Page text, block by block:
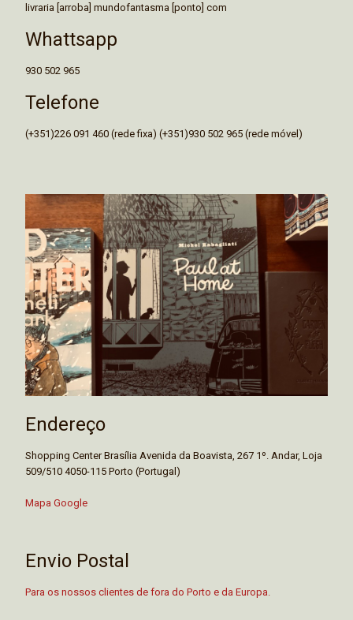
livraria [arroba] mundofantasma [ponto] com
Whattsapp
930 502 965
Telefone
(+351)226 091 460 (rede fixa) (+351)930 502 965 (rede móvel)
Endereço
Shopping Center Brasília Avenida da Boavista, 267 1º. Andar, Loja
509/510 4050-115 Porto (Portugal)
Mapa Google
Envio Postal
Para os nossos clientes de fora do Porto e da Europa.